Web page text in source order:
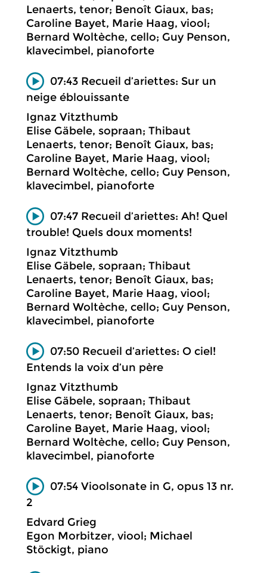
Lenaerts, tenor; Benoît Giaux, bas;
Caroline Bayet, Marie Haag, viool;
Bernard Woltèche, cello; Guy Penson,
klavecimbel, pianoforte
07:43 Recueil d’ariettes: Sur un
neige éblouissante
Ignaz Vitzthumb
Elise Gäbele, sopraan; Thibaut
Lenaerts, tenor; Benoît Giaux, bas;
Caroline Bayet, Marie Haag, viool;
Bernard Woltèche, cello; Guy Penson,
klavecimbel, pianoforte
07:47 Recueil d’ariettes: Ah! Quel
trouble! Quels doux moments!
Ignaz Vitzthumb
Elise Gäbele, sopraan; Thibaut
Lenaerts, tenor; Benoît Giaux, bas;
Caroline Bayet, Marie Haag, viool;
Bernard Woltèche, cello; Guy Penson,
klavecimbel, pianoforte
07:50 Recueil d’ariettes: O ciel!
Entends la voix d’un père
Ignaz Vitzthumb
Elise Gäbele, sopraan; Thibaut
Lenaerts, tenor; Benoît Giaux, bas;
Caroline Bayet, Marie Haag, viool;
Bernard Woltèche, cello; Guy Penson,
klavecimbel, pianoforte
07:54 Vioolsonate in G, opus 13 nr.
2
Edvard Grieg
Egon Morbitzer, viool; Michael
Stöckigt, piano